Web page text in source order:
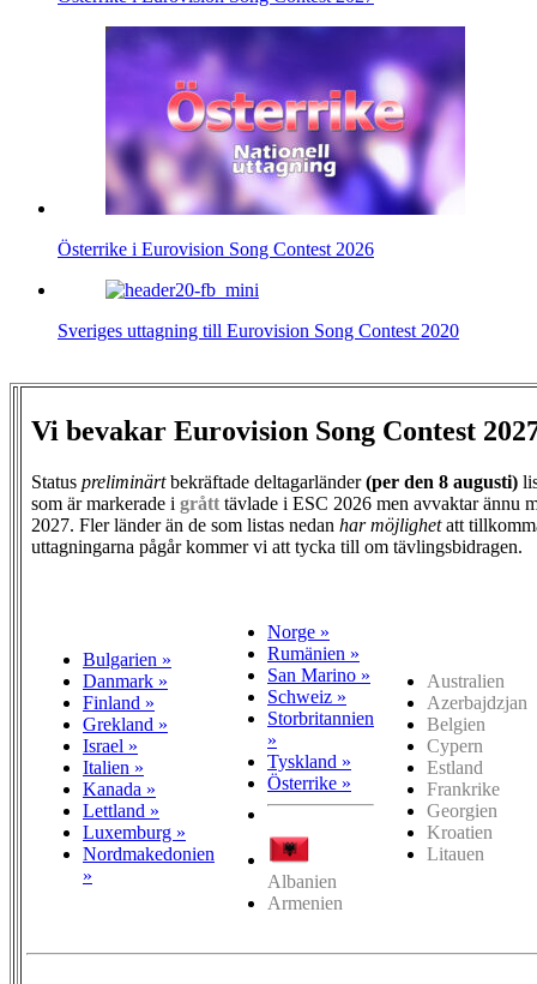
Österrike i Eurovision Song Contest 2026
Sveriges uttagning till Eurovision Song Contest 2020
Vi bevakar Eurovision Song Contest
Status preliminärtbekräftade deltagarländer(per den 8 augusti)
som är markerade i grått tävlade i ESC 2026 men avvaktar ännu
2027. Fler länder än de som listas nedan har möjlighetatt
uttagningarna pågår kommer vi att tycka till om tävlingsbidragen.
Bulgarien »
Danmark »
Finland »
Grekland »
Israel »
Italien »
Kanada »
Lettland »
Luxemburg »
Nordmakedonien
»
Norge »
Rumänien »
San Marino »
Schweiz »
Storbritannien
»
Tyskland »
Österrike »
Albanien
Armenien
Australien
Azerbajdzjan
Belgien
Cypern
Estland
Frankrike
Georgien
Kroatien
Litauen